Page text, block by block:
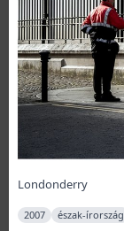
Londonderry
2007 észak-írország